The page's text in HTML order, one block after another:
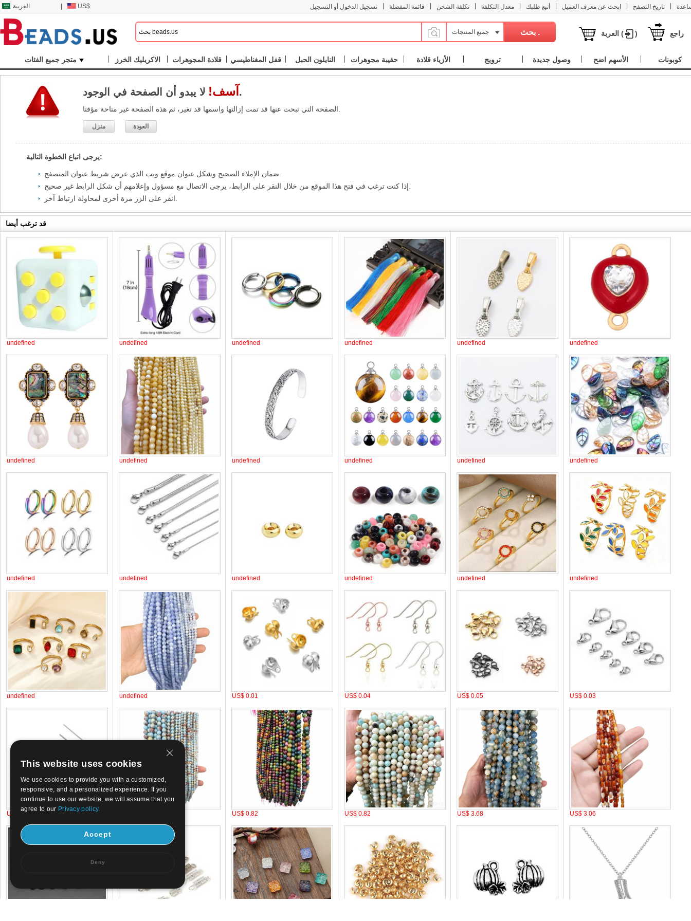
العربية US$ تسجيل الدخول أو التسجيل قائمة المفضلة تكلفة الشحن معدل التكلفة أتبع طلبك ابحث عن معرف العميل تاريخ التصفح
جميع المنتجات العربة ( ) راجع
متجر جميع الفئات الاكريليك الخرز قلادة المجوهرات قفل المغناطيسي النايلون الحبل حقيبة مجوهرات الأزياء قلادة ترويج وصول جديدة الأسهم اضح كوبونات
آسف! لا يبدو أن الصفحة في الوجود.
منزل العودة
يرجى اتباع الخطوة التالية:
قد ترغب أيضا
undefined undefined undefined undefined undefined undefined
undefined undefined undefined undefined undefined undefined
undefined undefined undefined undefined undefined undefined
undefined undefined US$ 0.01 US$ 0.04 US$ 0.05 US$ 0.03
US$ 0.02 US$ 0.82 US$ 0.82 US$ 3.68 US$ 3.06
This website uses cookies
We use cookies to provide you with a customized,
responsive, and a personalized experience. If you
continue to use our website, we will assume that you
agree to our Privacy policy.
Accept
Deny